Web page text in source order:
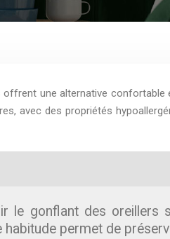
une alternative
avec des propriétés
le gonflant des oreillers
habitude permet de